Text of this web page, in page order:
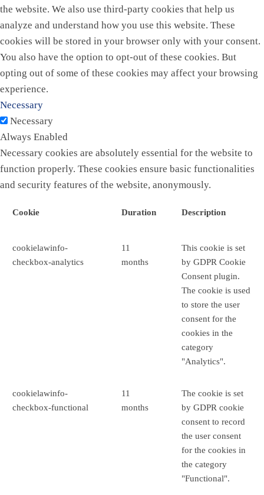
the website. We also use third-party cookies that help us
analyze and understand how you use this website. These
cookies will be stored in your browser only with your consent.
You also have the option to opt-out of these cookies. But
opting out of some of these cookies may affect your browsing
experience.
Necessary
Necessary
Always Enabled
Necessary cookies are absolutely essential for the website to
function properly. These cookies ensure basic functionalities
and security features of the website, anonymously.
Cookie Duration Description
cookielawinfo-
checkbox-analytics
11
months
This cookie is set
by GDPR Cookie
Consent plugin.
The cookie is used
to store the user
consent for the
cookies in the
category
"Analytics".
cookielawinfo-
checkbox-functional
11
months
The cookie is set
by GDPR cookie
consent to record
the user consent
for the cookies in
the category
"Functional".